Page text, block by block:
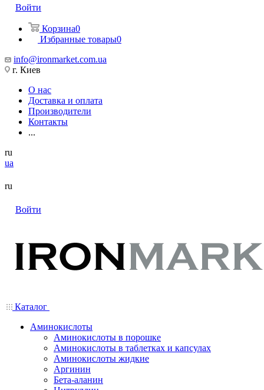
Войти
Корзина0
Избранные товары0
info@ironmarket.com.ua
г. Киев
О нас
Доставка и оплата
Производители
Контакты
...
ru
ua
ru
Войти
Каталог
Аминокислоты
Аминокислоты в порошке
Аминокислоты в таблетках и капсулах
Аминокислоты жидкие
Аргинин
Бета-аланин